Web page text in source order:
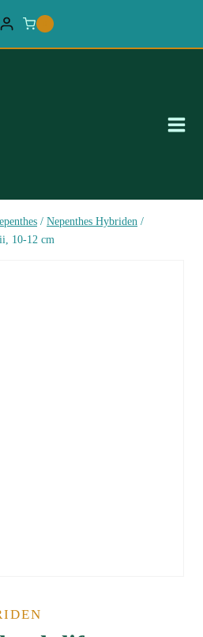
/ Nepenthes Hybriden /
10-12 cm